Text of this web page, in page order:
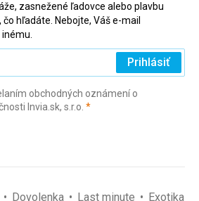
zasnežené ľadovce alebo plavbu
hľadáte. Nebojte, Váš e-mail
Prihlásiť
obchodných oznámení o
Invia.sk, s.r.o. *(povinné)
Dovolenka Last minute
Exotika